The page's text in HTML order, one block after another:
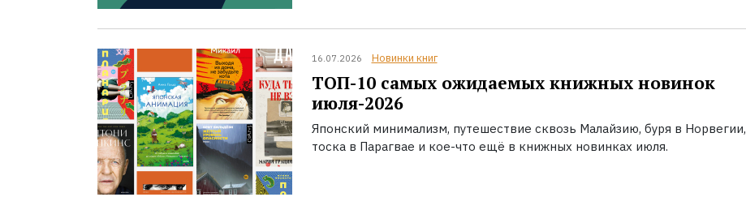
16.07.2026 Новинки книг
ТОП-10 самых ожидаемых книжных новинок
июля-2026
Японский минимализм, путешествие сквозь Малайзию, буря в Норвегии,
тоска в Парагвае и кое-что ещё в книжных новинках июля.